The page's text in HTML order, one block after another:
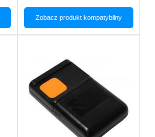
Zobacz produkt kompatybilny